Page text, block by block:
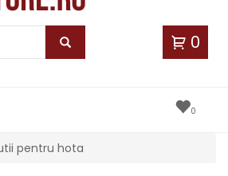
0
0
pentru hota